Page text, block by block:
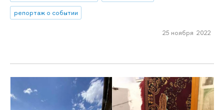
репортаж о событии
25 ноября 2022